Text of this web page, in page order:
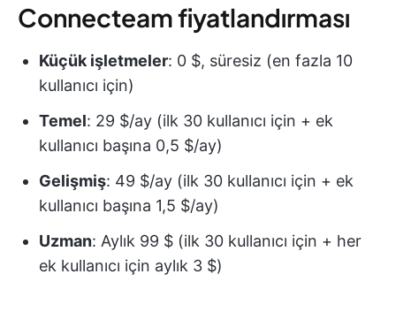
Connecteam fiyatlandırması
Küçük işletmeler: 0 $, süresiz (en fazla 10
kullanıcı için)
Temel: 29 $/ay (ilk 30 kullanıcı için + ek
kullanıcı başına 0,5 $/ay)
Gelişmiş: 49 $/ay (ilk 30 kullanıcı için + ek
kullanıcı başına 1,5 $/ay)
Uzman: Aylık 99 $ (ilk 30 kullanıcı için + her
ek kullanıcı için aylık 3 $)